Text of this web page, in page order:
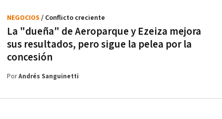
La "dueña" de Aeroparque y Ezeiza mejora
sus resultados, pero sigue la pelea por la
concesión
NEGOCIOS / Conflicto creciente
PorAndrés Sanguinetti